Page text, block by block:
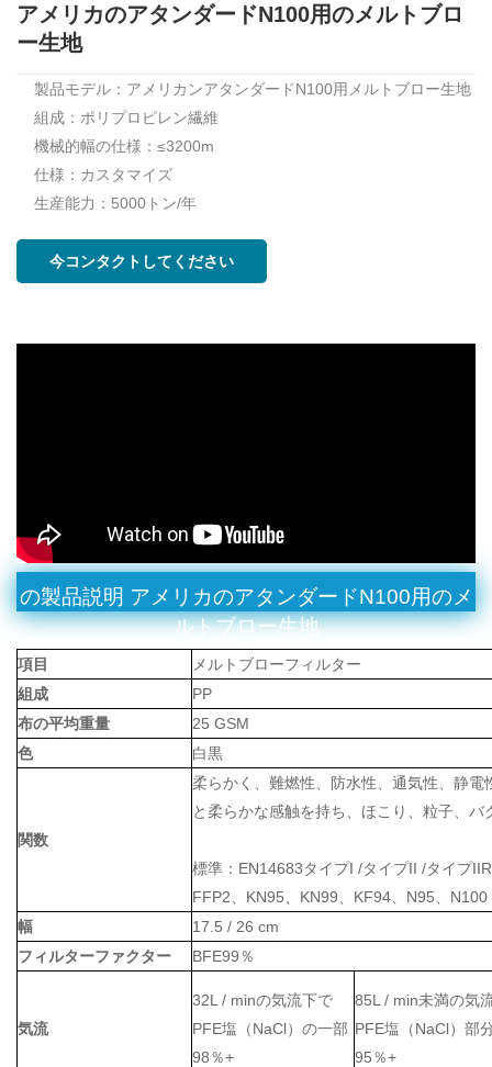
アメリカのアタンダードN100用のメルトブロ
ー生地
製品モデル：アメリカンアタンダードN100用メルトブロー生地
組成：ポリプロピレン繊維
機械的幅の仕様：≤3200m
仕様：カスタマイズ
生産能力：5000トン/年
今コンタクトしてください
の製品説明 アメリカのアタンダードN100用のメ
ルトブロー生地
項目
メルトブローフィルター
組成
PP
布の平均重量
25 GSM
色
白黒
関数
柔らかく、難燃性、防水性、通気性、静
と柔らかな感触を持ち、ほこり、粒子、
標準：EN14683タイプI /タイプII /タイプ
FFP2、KN95、KN99、KF94、N95、N100
幅
17.5 / 26 cm
フィルターファクター
BFE99％
気流
32L / minの気流下で
PFE塩（NaCl）の一部
98％+
85L / min未満の気
PFE塩（NaCl）部
95％+